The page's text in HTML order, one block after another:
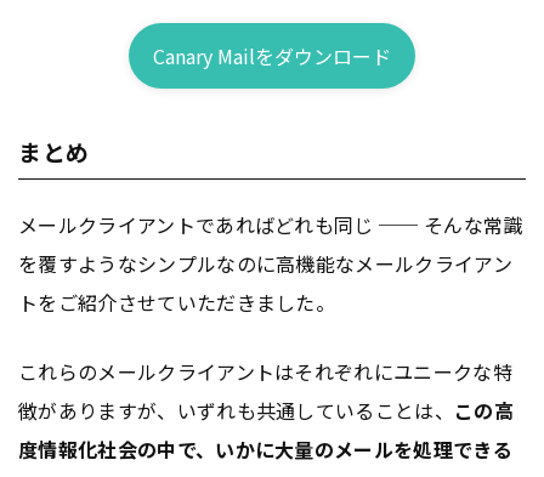
Canary Mailをダウンロード
まとめ
メールクライアントであればどれも同じ ── そんな常識
を覆すようなシンプルなのに高機能なメールクライアン
トをご紹介させていただきました。
これらのメールクライアントはそれぞれにユニークな特
徴がありますが、いずれも共通していることは、 この高
度情報化社会の中で、いかに大量のメールを処理できる